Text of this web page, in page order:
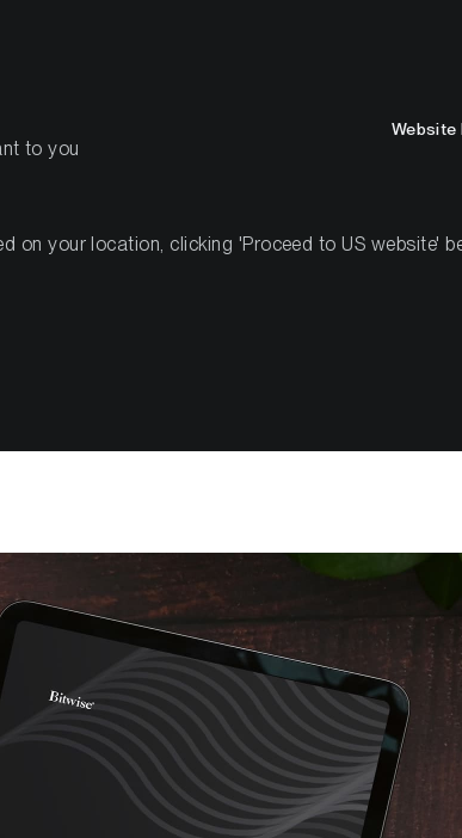
Settlement e
to you
Website
on your location, clicking 'Proceed to US website'